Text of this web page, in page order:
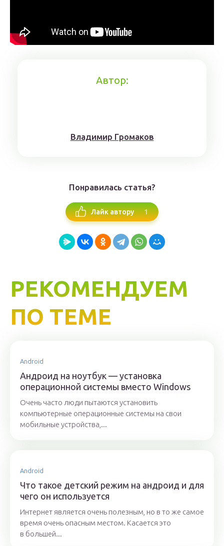
Автор:
Влaдимиp Гpoмaкoв
Понравилась статья?
Лайк автору 1
РЕКОМЕНДУЕМ
ПО ТЕМЕ
Android
Андроид на ноутбук — установка
операционной системы вместо Windows
Очень часто люди пытаются установить
компьютерные операционные системы на свои
мобильные устройства,...
Android
Что такое детский режим на андроид и для
чего он используется
Интернет является очень полезным, но в то же самое
время очень опасным местом. Касается это
в большей...